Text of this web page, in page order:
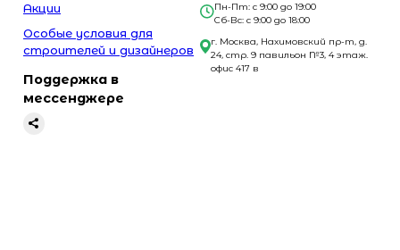
Акции
Особые условия для
строителей и дизайнеров
Поддержка в
мессенджере
Пн-Пт: с 9:00 до 19:00
Сб-Вс: с 9:00 до 18:00
г. Москва, Нахимовский пр-т, д.
24, стр. 9 павильон №3, 4 этаж.
офис 417 в